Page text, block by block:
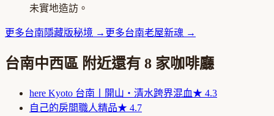
未實地造訪。
更多台南隱藏版秘境 → 更多台南老屋新魂 →
台南中西區 附近還有 8 家咖啡廳
here Kyoto 台南丨開山・清水跨界混血★ 4.3
自己的房間職人精品★ 4.7